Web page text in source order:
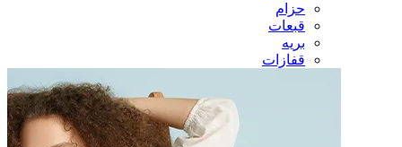
حزام
قبعات
بريه
قفازات